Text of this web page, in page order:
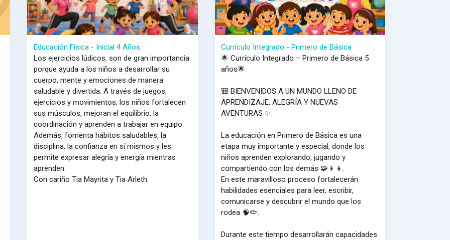
Educación Física - Inicial 4 Años
Los ejercicios lúdicos, son de gran importancia
porque ayuda a los niños a desarrollar su
cuerpo, mente y emociones de manera
saludable y divertida. A través de juegos,
ejercicios y movimientos, los niños fortalecen
sus músculos, mejoran el equilibrio, la
coordinación y aprenden a trabajar en equipo.
Además, fomenta hábitos saludables, la
disciplina, la confianza en sí mismos y les
permite expresar alegría y energía mientras
aprenden.
Con cariño Tia Mayrita y Tia Arleth.
Currículo Integrado - Primero de Básica
🌟 Currículo Integrado – Primero de Básica 5
años🌟
🎒 BIENVENIDOS A UN MUNDO LLENO DE
APRENDIZAJE, ALEGRÍA Y NUEVAS
AVENTURAS ✨
La educación en Primero de Básica es una
etapa muy importante y especial, donde los
niños aprenden explorando, jugando y
compartiendo con los demás 🧩👦👧.
En este maravilloso proceso fortalecerán
habilidades esenciales para leer, escribir,
comunicarse y descubrir el mundo que los
rodea 🧠✏️.
Durante este tiempo desarrollarán capacidades